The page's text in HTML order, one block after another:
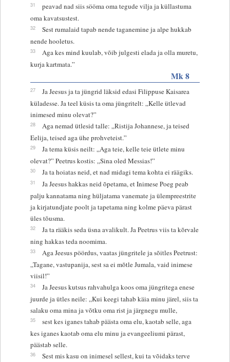
31
peavad nad siis sööma oma tegude vilja ja küllastuma
oma kavatsustest.
32
Sest rumalaid tapab nende taganemine ja alpe hukkab
nende hooletus.
33
Aga kes mind kuulab, võib julgesti elada ja olla muretu,
kurja kartmata.”
Mk 8
27
Ja Jeesus ja ta jüngrid läksid edasi Filippuse Kaisarea
küladesse. Ja teel küsis ta oma jüngritelt: „Kelle ütlevad
inimesed minu olevat?”
28
Aga nemad ütlesid talle: „Ristija Johannese, ja teised
Eelija, teised aga ühe prohveteist.”
29
Ja tema küsis neilt: „Aga teie, kelle teie ütlete minu
olevat?” Peetrus kostis: „Sina oled Messias!”
30 Ja ta hoiatas neid, et nad midagi tema kohta ei räägiks.
31
Ja Jeesus hakkas neid õpetama, et Inimese Poeg peab
palju kannatama ning hüljatama vanemate ja ülempreestrite
ja kirjatundjate poolt ja tapetama ning kolme päeva pärast
üles tõusma.
32
Ja ta rääkis seda üsna avalikult. Ja Peetrus viis ta kõrvale
ning hakkas teda noomima.
33
Aga Jeesus pöördus, vaatas jüngritele ja sõitles Peetrust:
„Tagane, vastupanija, sest sa ei mõtle Jumala, vaid inimese
viisil!”
34
Ja Jeesus kutsus rahvahulga koos oma jüngritega enese
juurde ja ütles neile: „Kui keegi tahab käia minu järel, siis ta
salaku oma mina ja võtku oma rist ja järgnegu mulle,
35
sest kes iganes tahab päästa oma elu, kaotab selle, aga
kes iganes kaotab oma elu minu ja evangeeliumi pärast,
päästab selle.
36
Sest mis kasu on inimesel sellest, kui ta võidaks terve